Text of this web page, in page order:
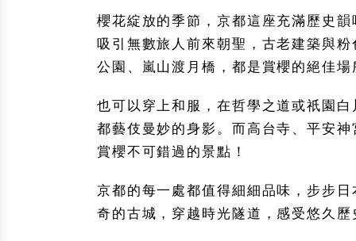
櫻花綻放的季節，京都這座充滿歷史
吸引無數旅人前來朝聖，古老建築與
公園、嵐山渡月橋，都是賞櫻的絕佳場
也可以穿上和服，在哲學之道或祇園
都藝伎曼妙的身影。而高台寺、平安
賞櫻不可錯過的景點！
京都的每一處都值得細細品味，步步
奇的古城，穿越時光隧道，感受悠久